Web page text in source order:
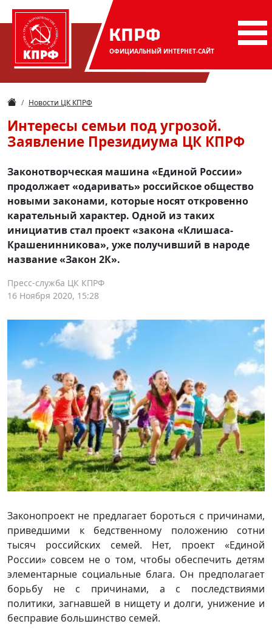
КПРФ
ОФИЦИАЛЬНЫЙ ИНТЕРНЕТ-САЙТ
Новости ЦК КПРФ
Интересы семьи под угрозой.
Заявление Президиума ЦК КПРФ
Законотворческая машина «Единой России»
продолжает «одаривать» российское общество
новыми законами, которые носят откровенно
карательный характер. Одной из таких
инициатив стал проект «закона «Клишаса-
Крашенинникова», уже получивший в народе
название «Закон 2К».
Пресс-служба ЦК КПРФ
16 Ноября 2020, 15:28
Законопроект не предлагает бороться с причинами,
приведшими к бедственному положению сотни
тысяч российских семей. Нет, проект «Единой
России» совсем не о том, чтобы обеспечить детям
элементарные социальные блага. Он предполагает
борьбу не с причинами, а с последствиями
политики, загнавшей в нищету и долги, унижение и
бесправие большинство семей.